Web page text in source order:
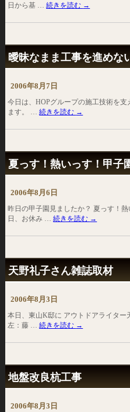
日から基 …続きを読む →
曖昧なまま工事を進めな
2006年8月7日
今日は、HOPグループの施工技術を
ます。 …続きを読む →
夏っす！熱いっす！甲子
2006年8月6日
昨日の甲子園見ましたか？ 夏っす！
日、お休み …続きを読む →
天野礼子さん雑誌取材
2006年8月3日
本日、東山K邸に アウトドアライター
左：藤 …続きを読む →
地盤改良杭工事
2006年8月3日